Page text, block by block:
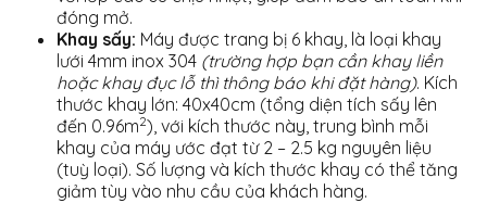
đóng mở.
Khay sấy: Máy được trang bị 6 khay, là loại khay
lưới 4mm inox 304 (trường hợp bạn cần khay liền
hoặc khay đục lỗ thì thông báo khi đặt hàng). Kích
thước khay lớn: 40x40cm (tổng diện tích sấy lên
đến 0.96m2), với kích thước này, trung bình mỗi
khay của máy ước đạt từ 2 – 2.5 kg nguyên liệu
(tuỳ loại). Số lượng và kích thước khay có thể tăng
giảm tùy vào nhu cầu của khách hàng.